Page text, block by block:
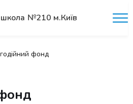
школа №210 м.Київ
фонд